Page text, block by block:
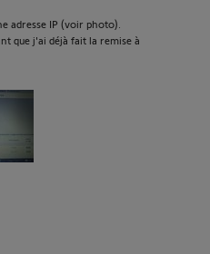
adresse IP (voir photo).
que j'ai déjà fait la remise à